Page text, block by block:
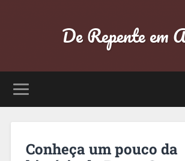
De Repente em
Conheça um pouco da